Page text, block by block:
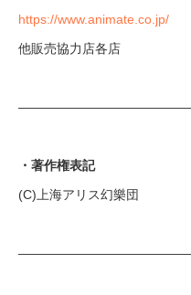
https://www.animate.co.jp/
他販売協力店各店
・著作権表記
(C)上海アリス幻樂団